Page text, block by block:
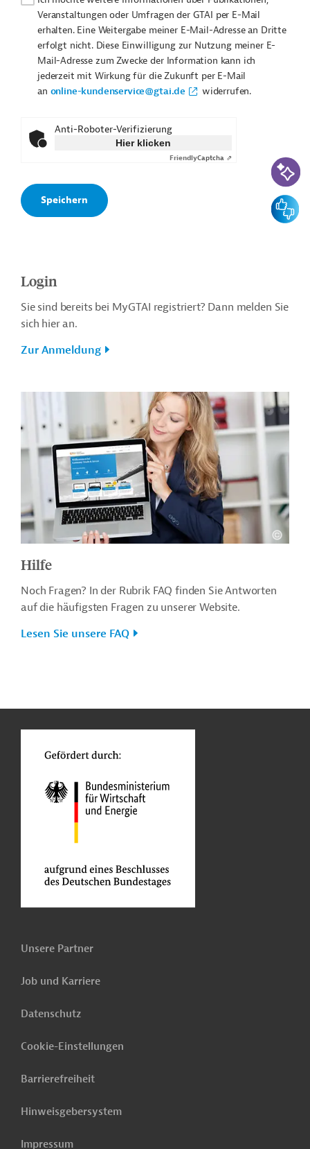
Veranstaltungen oder Umfragen der GTAI per E-Mail
erhalten. Eine Weitergabe meiner E-Mail-Adresse an Dritte
erfolgt nicht. Diese Einwilligung zur Nutzung meiner E-
Mail-Adresse zum Zwecke der Information kann ich
jederzeit mit Wirkung für die Zukunft per E-Mail
an online-kundenservice@gtai.de widerrufen.
Anti-Roboter-Verifizierung
Hier klicken
FriendlyCaptcha ⇗
Login
Sie sind bereits bei MyGTAI registriert? Dann melden Sie
sich hier an.
Zur Anmeldung
Hilfe
Noch Fragen? In der Rubrik FAQ finden Sie Antworten
auf die häufigsten Fragen zu unserer Website.
Lesen Sie unsere FAQ
Unsere Partner
Job und Karriere
Datenschutz
Cookie-Einstellungen
Barrierefreiheit
Hinweisgebersystem
Impressum
KI-